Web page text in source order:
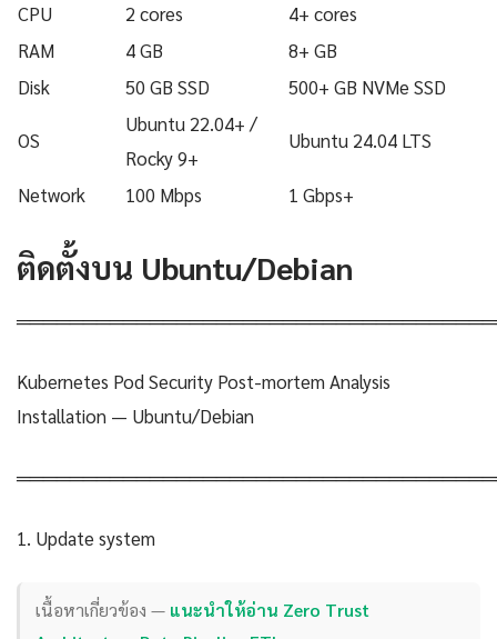
CPU
2 cores
4+ cores
RAM
4 GB
8+ GB
Disk
50 GB SSD 500+ GB NVMe SSD
OS
Ubuntu 22.04+ /
Rocky 9+
Ubuntu 24.04 LTS
Network 100 Mbps 1 Gbps+
ติดตั้งบน Ubuntu/Debian
Kubernetes Pod Security Post-mortem Analysis
Installation — Ubuntu/Debian
1. Update system
เนื้อหาเกี่ยวข้อง — แนะนำให้อ่าน Zero Trust